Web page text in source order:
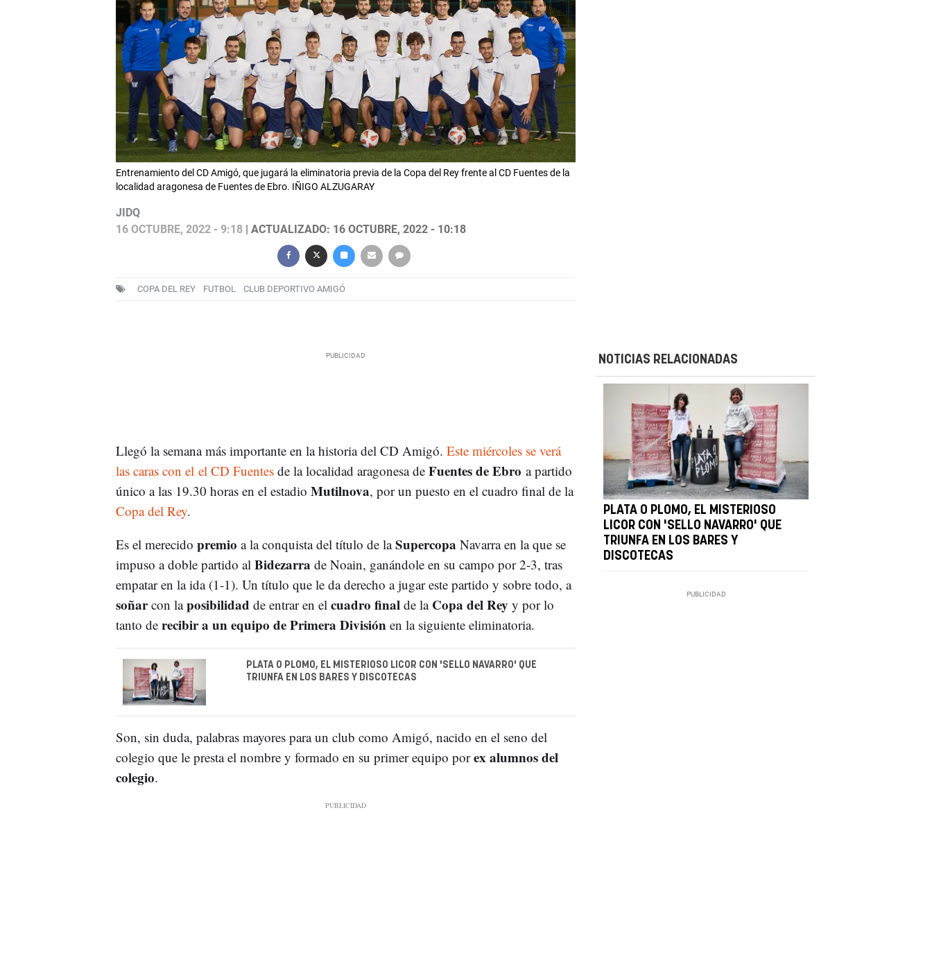
Entrenamiento del CD Amigó, que jugará la eliminatoria previa de la Copa del Rey frente al CD Fuentes de la
localidad aragonesa de Fuentes de Ebro. IÑIGO ALZUGARAY
JIDQ
16 OCTUBRE, 2022 - 9:18| ACTUALIZADO: 16 OCTUBRE, 2022 - 10:18
COPA DEL REY FUTBOL CLUB DEPORTIVO AMIGÓ
Llegó la semana más importante en la historia del CD Amigó. Este miércoles se verá
las caras con el el CD Fuentesde la localidad aragonesa de Fuentes de Ebro a partido
único a las 19.30 horas en el estadio Mutilnova, por un puesto en el cuadro final de la
Copa del Rey.
Es el merecido premio a la conquista del título de laSupercopa Navarra en la que se
impuso a doble partido al Bidezarra de Noain, ganándole en su campo por 2-3, tras
empatar en la ida (1-1). Un título que le da derecho a jugar este partido y sobre todo, a
soñarcon laposibilidad de entrar en el cuadro final de la Copa del Rey y por lo
tanto de recibir a un equipo de Primera División en la siguiente eliminatoria.
PLATA O PLOMO, EL MISTERIOSO LICOR CON 'SELLO NAVARRO' QUE
TRIUNFA EN LOS BARES Y DISCOTECAS
Son, sin duda, palabras mayores para un club como Amigó, nacido en el seno del
colegio que le presta el nombre y formado en su primer equipo porex alumnos del
colegio.
NOTICIAS RELACIONADAS
PLATA O PLOMO, EL MISTERIOSO
LICOR CON 'SELLO NAVARRO' QUE
TRIUNFA EN LOS BARES Y
DISCOTECAS